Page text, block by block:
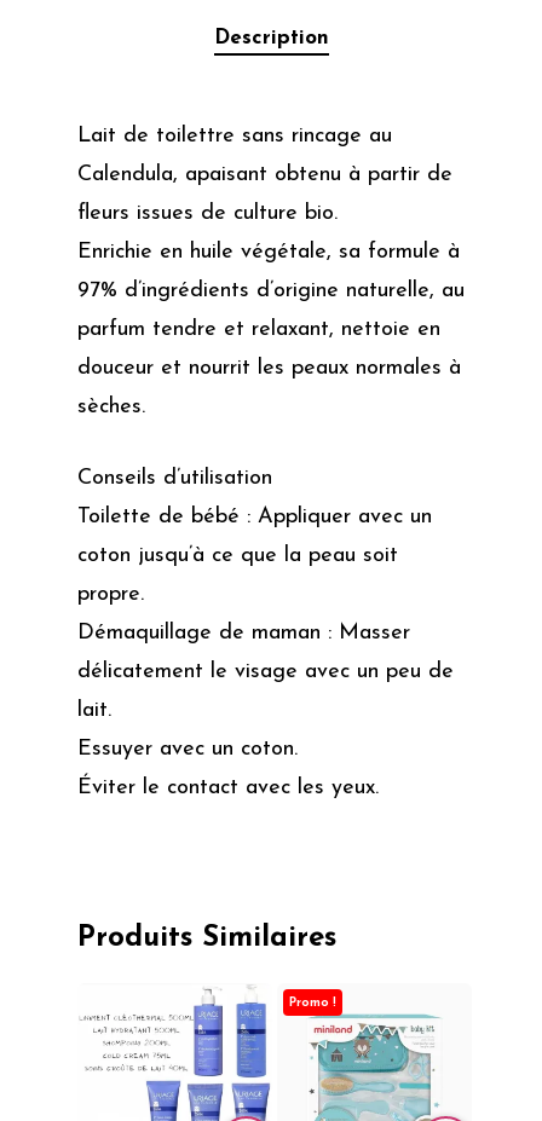
Description
Lait de toilettre sans rincage au
Calendula, apaisant obtenu à partir de
fleurs issues de culture bio.
Enrichie en huile végétale, sa formule à
97% d’ingrédients d’origine naturelle, au
parfum tendre et relaxant, nettoie en
douceur et nourrit les peaux normales à
sèches.
Conseils d’utilisation
Toilette de bébé : Appliquer avec un
coton jusqu’à ce que la peau soit
propre.
Démaquillage de maman : Masser
délicatement le visage avec un peu de
lait.
Essuyer avec un coton.
Éviter le contact avec les yeux.
Produits Similaires
Promo !